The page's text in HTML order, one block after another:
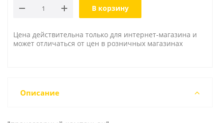
В корзину
Цена действительна только для интернет-магазина и
может отличаться от цен в розничных магазинах
Описание